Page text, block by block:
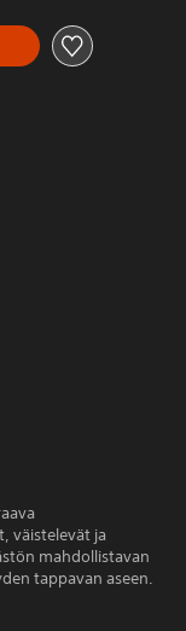
väistelevät ja
mahdollistavan
tappavan aseen.